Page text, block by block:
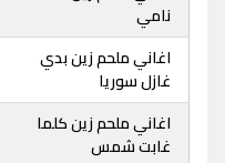
نامي
اغاني ملحم زين بدي
غازل سوريا
اغاني ملحم زين كلما
غابت شمس